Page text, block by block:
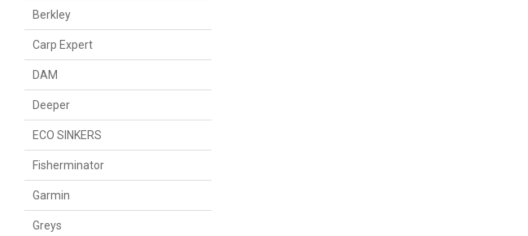
Berkley
Carp Expert
DAM
Deeper
ECO SINKERS
Fisherminator
Garmin
Greys